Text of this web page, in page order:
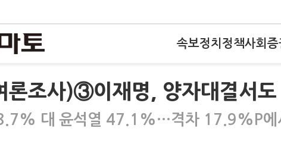
속보정치 정책사회 증
론조사)③이재명, 양자대결서도
대 윤석열 47.1%…격차 17.9%P